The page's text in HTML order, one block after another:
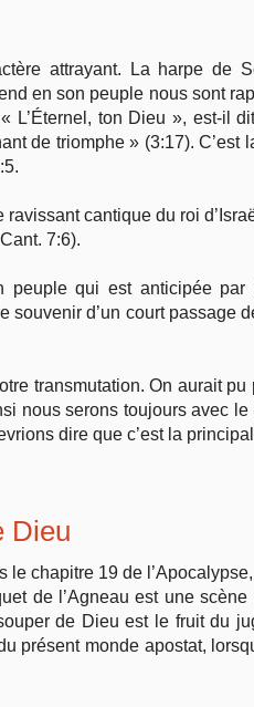
attrayant. La harpe de
en son peuple nous sont
L’Éternel, ton Dieu », est-il
de triomphe » (3:17). C’est
cantique du roi
7:6).
peuple qui est anticipée
d’un court passage
transmutation. On aurait
nous serons toujours avec le
dire que c’est la
Dieu
chapitre 19 de
de l’Agneau est une
de Dieu est le fruit du
présent monde apostat,